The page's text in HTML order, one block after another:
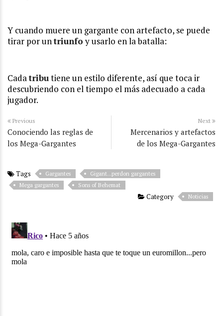
Y cuando muere un gargante con artefacto, se puede
tirar por untriunfoy usarlo en la batalla:
Cadatributiene un estilo diferente, así que toca ir
descubriendo con el tiempo el más adecuado a cada
jugador.
Previous
Conociendo las reglas de
los Mega-Gargantes
Next
Mercenarios y artefactos
de los Mega-Gargantes
Tags Gargantes
Gigant...perdon gargantes
Mega gargantes
Sons of Behemat
Category Noticias